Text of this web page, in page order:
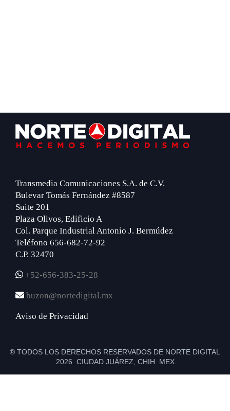
Footer
Transmedia Comunicaciones S.A. de C.V.
Bulevar Tomás Fernández #8587
Suite 201
Plaza Olivos, Edificio A
Col. Parque Industrial Antonio J. Bermúdez
Teléfono 656-682-72-92
C.P. 32470
+52-656-383-25-28
buzon@nortedigital.mx
Aviso de Privacidad
® TODOS LOS DERECHOS RESERVADOS DE NORTE DIGITAL
2026 CIUDAD JUÁREZ, CHIH. MEX.